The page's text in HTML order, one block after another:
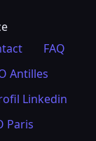
FAQ
Antilles
Linkedin
Paris